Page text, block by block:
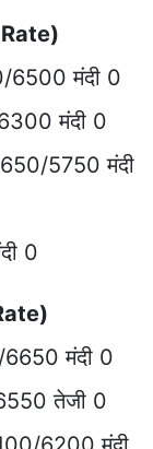
6500 मंदी 0
मंदी 0
5750 मंदी
0
6650 मंदी 0
तेजी 0